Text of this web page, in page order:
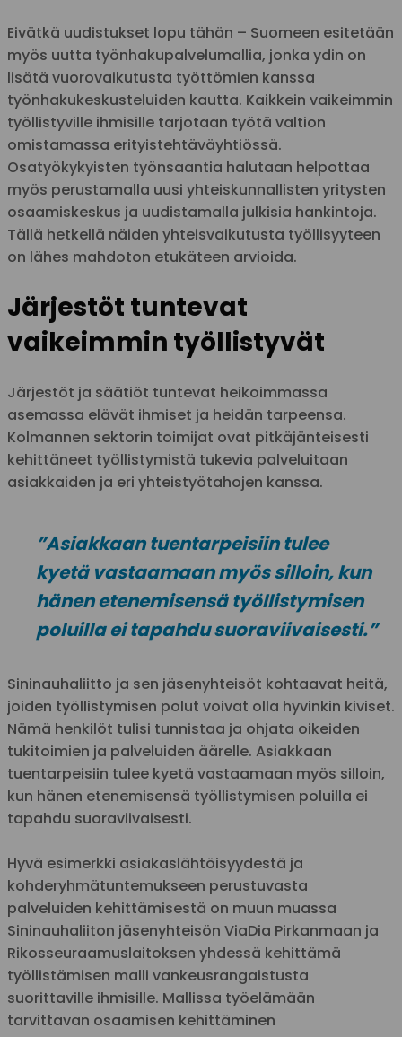
Eivätkä uudistukset lopu tähän – Suomeen esitetään
myös uutta työnhakupalvelumallia, jonka ydin on
lisätä vuorovaikutusta työttömien kanssa
työnhakukeskusteluiden kautta. Kaikkein vaikeimmin
työllistyville ihmisille tarjotaan työtä valtion
omistamassa erityistehtäväyhtiössä.
Osatyökykyisten työnsaantia halutaan helpottaa
myös perustamalla uusi yhteiskunnallisten yritysten
osaamiskeskus ja uudistamalla julkisia hankintoja.
Tällä hetkellä näiden yhteisvaikutusta työllisyyteen
on lähes mahdoton etukäteen arvioida.
Järjestöt tuntevat
vaikeimmin työllistyvät
Järjestöt ja säätiöt tuntevat heikoimmassa
asemassa elävät ihmiset ja heidän tarpeensa.
Kolmannen sektorin toimijat ovat pitkäjänteisesti
kehittäneet työllistymistä tukevia palveluitaan
asiakkaiden ja eri yhteistyötahojen kanssa.
”Asiakkaan tuentarpeisiin tulee
kyetä vastaamaan myös silloin, kun
hänen etenemisensä työllistymisen
poluilla ei tapahdu suoraviivaisesti.”
Sininauhaliitto ja sen jäsenyhteisöt kohtaavat heitä,
joiden työllistymisen polut voivat olla hyvinkin kiviset.
Nämä henkilöt tulisi tunnistaa ja ohjata oikeiden
tukitoimien ja palveluiden äärelle. Asiakkaan
tuentarpeisiin tulee kyetä vastaamaan myös silloin,
kun hänen etenemisensä työllistymisen poluilla ei
tapahdu suoraviivaisesti.
Hyvä esimerkki asiakaslähtöisyydestä ja
kohderyhmätuntemukseen perustuvasta
palveluiden kehittämisestä on muun muassa
Sininauhaliiton jäsenyhteisön ViaDia Pirkanmaan ja
Rikosseuraamuslaitoksen yhdessä kehittämä
työllistämisen malli vankeusrangaistusta
suorittaville ihmisille. Mallissa työelämään
tarvittavan osaamisen kehittäminen